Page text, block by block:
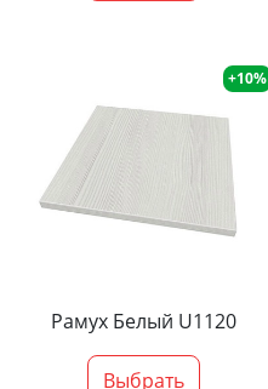
+10%
Рамух Белый U1120
Выбрать